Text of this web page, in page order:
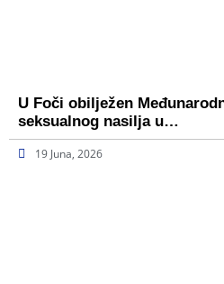
U Foči obilježen
seksualnog nasilja u…
19 Juna, 2026